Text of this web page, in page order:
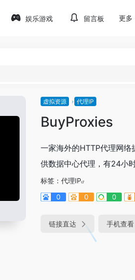
娱乐游戏 留言板 更多
虚拟资源 代理IP
BuyProxies
一家海外的HTTP代理网
供数据中心代理，有24小
标签： 代理IP
0
0 0
链接直达 手机查看